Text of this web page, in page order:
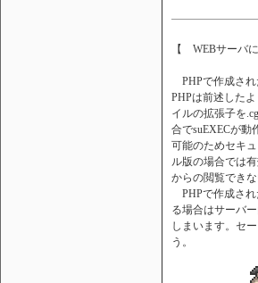
【 WEBサーバ
PHPで作成され
PHPは前述した
イルの拡張子を
合でsuEXECが動
可能のためセキ
ル版の場合では
からの閲覧でき
PHPで作成され
る場合はサーバ
しまいます。セ
う。